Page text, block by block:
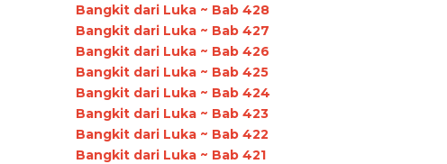
Bangkit dari Luka ~ Bab 428
Bangkit dari Luka ~ Bab 427
Bangkit dari Luka ~ Bab 426
Bangkit dari Luka ~ Bab 425
Bangkit dari Luka ~ Bab 424
Bangkit dari Luka ~ Bab 423
Bangkit dari Luka ~ Bab 422
Bangkit dari Luka ~ Bab 421